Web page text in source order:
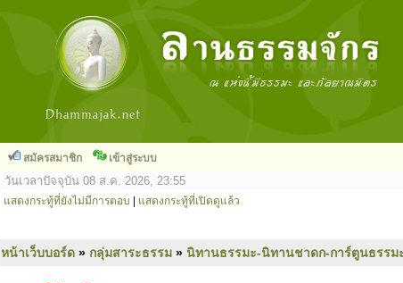
สมัครสมาชิก เข้าสู่ระบบ
วันเวลาปัจจุบัน 08 ส.ค. 2026, 23:55
แสดงกระทู้ที่ยังไม่มีการตอบ แสดงกระทู้ที่เปิดดูแล้ว
หน้าเว็บบอร์ด » กลุ่มสาระธรรม » นิทานธรรมะ-นิทานชาดก-การ์ตูนธรรม